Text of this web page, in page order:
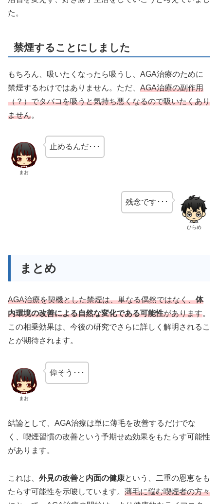
た。
禁煙することにしました
もちろん、吸いたくなったら吸うし、AGA治療のために
禁煙するわけではありません。ただ、 AGA治療の副作用
（？）でタバコを吸うと気持ち悪くなるので吸いたくあり
ません。
まお
止めるんだ･･･
ひらめ
残念です･･･
まとめ
AGA治療を契機とした禁煙は、単なる偶然ではなく、体
内環境の改善による自然な変化である可能性があります。
この相乗効果は、今後の研究でさらに詳しく解明されるこ
とが期待されます。
まお
偉そう･･･
結論として、AGA治療は単に薄毛を改善するだけでな
く、喫煙習慣の改善という予期せぬ効果をもたらす可能性
があります。
これは、 外見の改善と 内面の健康という、二重の恩恵をも
たらす可能性を示唆しています。 薄毛に悩む喫煙者の方々